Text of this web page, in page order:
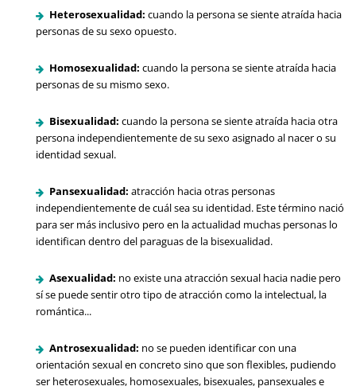
Heterosexualidad: cuando la persona se siente atraída hacia
personas de su sexo opuesto.
Homosexualidad: cuando la persona se siente atraída hacia
personas de su mismo sexo.
Bisexualidad: cuando la persona se siente atraída hacia otra
persona independientemente de su sexo asignado al nacer o su
identidad sexual.
Pansexualidad: atracción hacia otras personas
independientemente de cuál sea su identidad. Este término nació
para ser más inclusivo pero en la actualidad muchas personas lo
identifican dentro del paraguas de la bisexualidad.
Asexualidad: no existe una atracción sexual hacia nadie pero
sí se puede sentir otro tipo de atracción como la intelectual, la
romántica...
Antrosexualidad: no se pueden identificar con una
orientación sexual en concreto sino que son flexibles, pudiendo
ser heterosexuales, homosexuales, bisexuales, pansexuales e